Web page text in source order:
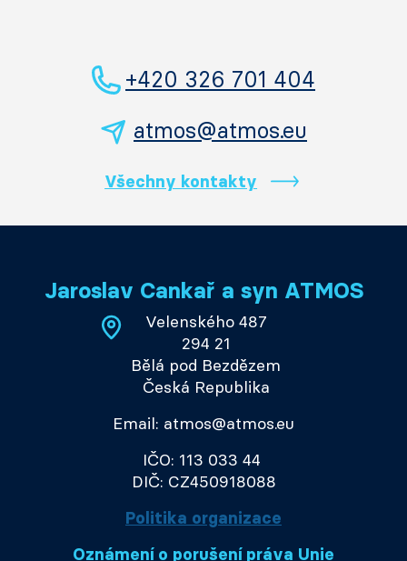
+420 326 701 404
atmos@atmos.eu
Všechny kontakty
Jaroslav Cankař a syn ATMOS
Velenského 487
294 21
Bělá pod Bezdězem
Česká Republika
Email: atmos@atmos.eu
IČO: 113 033 44
DIČ: CZ450918088
Politika organizace
Oznámení o porušení práva Unie